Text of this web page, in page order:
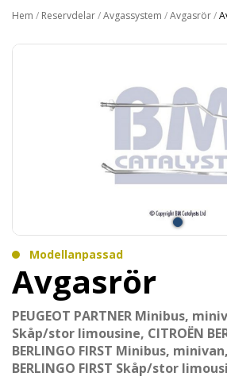
Hem / Reservdelar/Avgassystem /Avgasrör/
Modellanpassad
Avgasrör
PEUGEOT PARTNER Minibus,
Skåp/stor limousine, CITROËN
BERLINGO FIRST Minibus,
BERLINGO FIRST Skåp/stor